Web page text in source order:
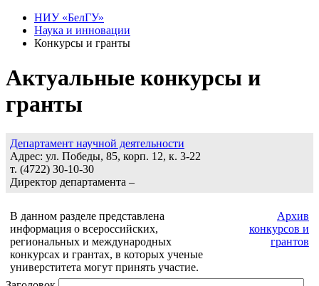
НИУ «БелГУ»
Наука и инновации
Конкурсы и гранты
Актуальные конкурсы и
гранты
Департамент научной деятельности
Адрес: ул. Победы, 85, корп. 12, к. 3-22
т. (4722) 30-10-30
Директор департамента –
В данном разделе представлена
информация о всероссийских,
региональных и международных
конкурсах и грантах, в которых ученые
универститета могут принять участие.
Архив
конкурсов и
грантов